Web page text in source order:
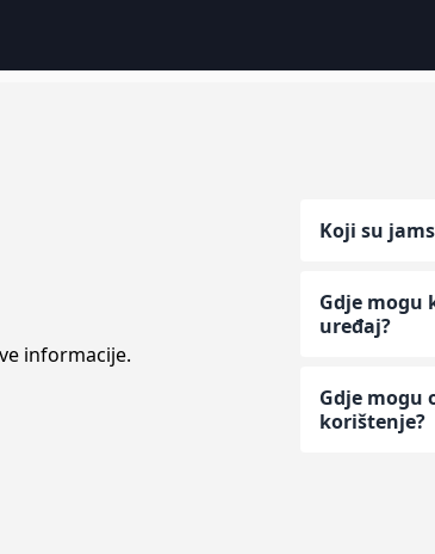
informacije.
Koji su
Gdje mogu
uređaj?
Gdje mogu
korištenje?